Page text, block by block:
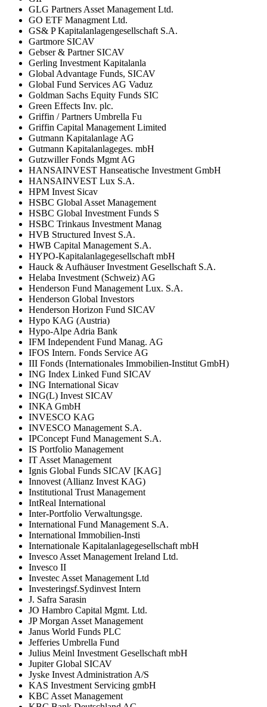
GLG Partners Asset Management Ltd.
GO ETF Managment Ltd.
GS& P Kapitalanlagengesellschaft S.A.
Gartmore SICAV
Gebser & Partner SICAV
Gerling Investment Kapitalanla
Global Advantage Funds, SICAV
Global Fund Services AG Vaduz
Goldman Sachs Equity Funds SIC
Green Effects Inv. plc.
Griffin / Partners Umbrella Fu
Griffin Capital Management Limited
Gutmann Kapitalanlage AG
Gutmann Kapitalanlageges. mbH
Gutzwiller Fonds Mgmt AG
HANSAINVEST Hanseatische Investment GmbH
HANSAINVEST Lux S.A.
HPM Invest Sicav
HSBC Global Asset Management
HSBC Global Investment Funds S
HSBC Trinkaus Investment Manag
HVB Structured Invest S.A.
HWB Capital Management S.A.
HYPO-Kapitalanlagegesellschaft mbH
Hauck & Aufhäuser Investment Gesellschaft S.A.
Helaba Investment (Schweiz) AG
Henderson Fund Management Lux. S.A.
Henderson Global Investors
Henderson Horizon Fund SICAV
Hypo KAG (Austria)
Hypo-Alpe Adria Bank
IFM Independent Fund Manag. AG
IFOS Intern. Fonds Service AG
III Fonds (Internationales Immobilien-Institut GmbH)
ING Index Linked Fund SICAV
ING International Sicav
ING(L) Invest SICAV
INKA GmbH
INVESCO KAG
INVESCO Management S.A.
IPConcept Fund Management S.A.
IS Portfolio Management
IT Asset Management
Ignis Global Funds SICAV [KAG]
Innovest (Allianz Invest KAG)
Institutional Trust Management
IntReal International
Inter-Portfolio Verwaltungsge.
International Fund Management S.A.
International Immobilien-Insti
Internationale Kapitalanlagegesellschaft mbH
Invesco Asset Management Ireland Ltd.
Invesco II
Investec Asset Management Ltd
Investeringsf.Sydinvest Intern
J. Safra Sarasin
JO Hambro Capital Mgmt. Ltd.
JP Morgan Asset Management
Janus World Funds PLC
Jefferies Umbrella Fund
Julius Meinl Investment Gesellschaft mbH
Jupiter Global SICAV
Jyske Invest Administration A/S
KAS Investment Servicing gmbH
KBC Asset Management